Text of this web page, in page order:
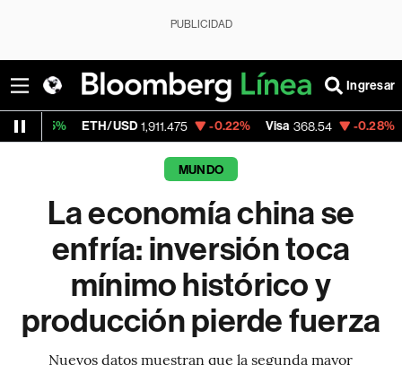
PUBLICIDAD
Ingresar
ETH/USD 1,911.475 -0.22% Visa 368.54 -0.28%
MUNDO
La economía china se
enfría: inversión toca
mínimo histórico y
producción pierde fuerza
Nuevos datos muestran que la segunda mayor